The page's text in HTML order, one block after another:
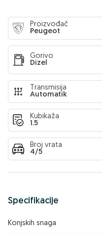
Proizvođač
Peugeot
Gorivo
Dizel
Transmisija
Automatik
Kubikaža
1.5
Broj vrata
4/5
Specifikacije
Konjskih snaga